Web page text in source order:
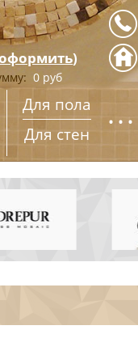
)
0 руб
Для пола
Для стен
...